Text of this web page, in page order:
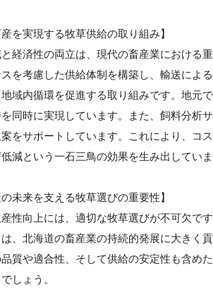
産を実現する牧草供給の取り組み】
経済性の両立は、現代の畜産業における
を考慮した供給体制を構築し、輸送によ
域内循環を促進する取り組みです。地元
同時に実現しています。また、飼料分析
をサポートしています。これにより、コ
減という一石三鳥の効果を生み出していま
の未来を支える牧草選びの重要性】
性向上には、適切な牧草選びが不可欠で
、北海道の畜産業の持続的発展に大きく
質や適合性、そして供給の安定性も含め
しょう。